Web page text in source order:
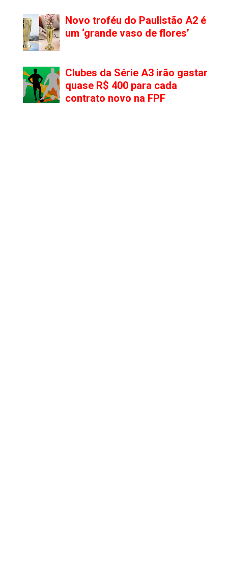
Novo troféu do Paulistão A2 é
um ‘grande vaso de flores’
Clubes da Série A3 irão gastar
quase R$ 400 para cada
contrato novo na FPF